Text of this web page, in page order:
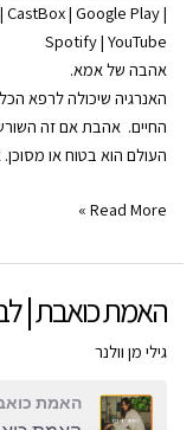
Amazon
RSS FEED
SHARE
LINK
EMBED
CastBox| Google Play|
Spotify| YouTube
אהבה של אמא.
האנרגיה שיכולה לרפא
החיים. אהבת אם זה
העולם הוא בטוח או
האמת
|
של
אמא
פרק
Read More »
האמת כואבת |
גילי מן וולנר
האמת